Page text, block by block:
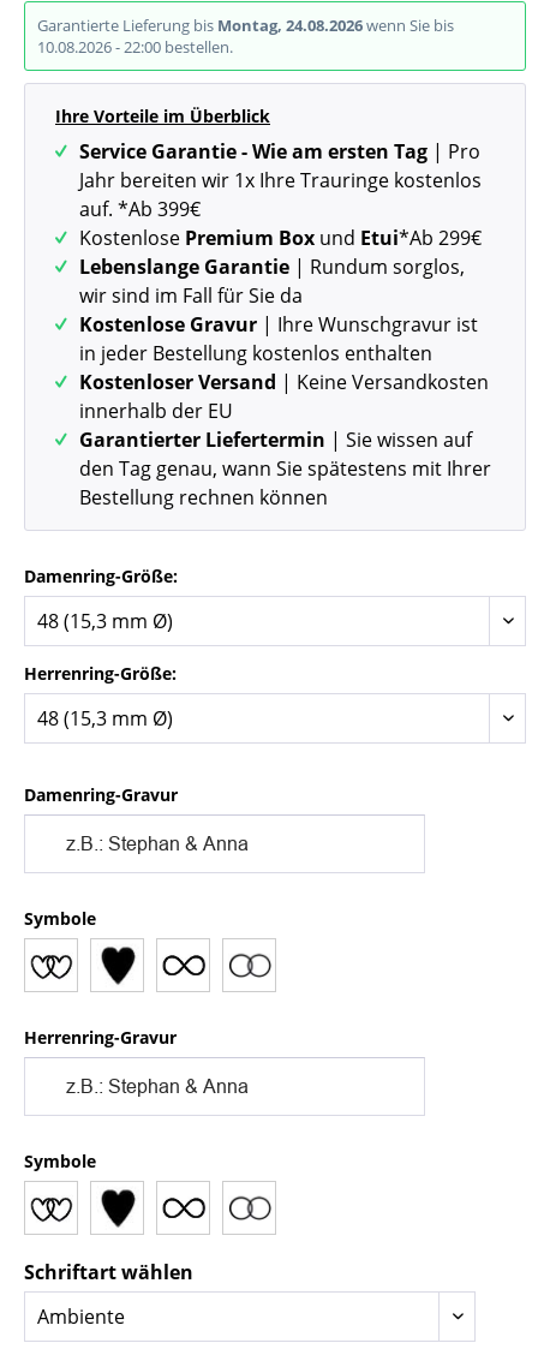
Garantierte Lieferung bis Montag, 24.08.2026wenn Sie bis
10.08.2026 - 22:00 bestellen.
Ihre Vorteile im Überblick
Service Garantie - Wie am ersten Tag | Pro
Jahr bereiten wir 1x Ihre Trauringe kostenlos
auf. *Ab 399€
Kostenlose Premium Box und Etui*Ab 299€
Lebenslange Garantie | Rundum sorglos,
wir sind im Fall für Sie da
Kostenlose Gravur | Ihre Wunschgravur ist
in jeder Bestellung kostenlos enthalten
Kostenloser Versand | Keine Versandkosten
innerhalb der EU
Garantierter Liefertermin | Sie wissen auf
den Tag genau, wann Sie spätestens mit Ihrer
Bestellung rechnen können
Damenring-Größe:
Herrenring-Größe:
Damenring-Gravur
Symbole
Herrenring-Gravur
Symbole
Schriftart wählen